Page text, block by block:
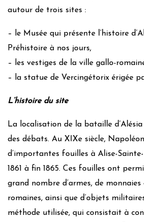
autour de trois sites :
– le Musée qui présente l’histoire
Préhistoire à nos jours,
– les vestiges de la ville gallo-
– la statue de Vercingétorix érigée
L’histoire du site
La localisation de la bataille
des débats. Au XIXe siècle,
d’importantes fouilles à Alise-Sainte-
1861 à fin 1865. Ces fouilles ont
grand nombre d’armes, de monnaies
romaines, ainsi que d’objets
méthode utilisée, qui consistait à